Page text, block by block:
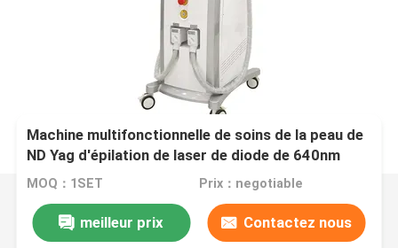
Machine multifonctionnelle de soins de la peau de
ND Yag d'épilation de laser de diode de 640nm
808nm
MOQ：1SET Prix：negotiable
meilleur prix Contactez nous